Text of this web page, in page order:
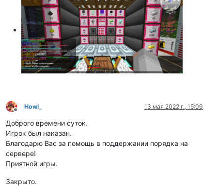
Не в сети
Howl_ 13 мая 2022 г., 15:09
Доброго времени суток.
Игрок был наказан.
Благодарю Вас за помощь в поддержании порядка на
сервере!
Приятной игры.
Закрыто.